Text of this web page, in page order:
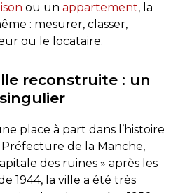
ou un appartement, la
: mesurer, classer,
ou le locataire.
reconstruite : un
place à part dans l’histoire
de la Manche,
des ruines » après les
1944, la ville a été très